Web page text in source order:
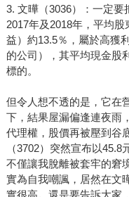
3. 文曄（3036）：一定
2017年及2018年，平均
益）約13.5％，屬於高獲
的公司），其平均現金股
標的。
但令人想不透的是，它在
下，結果屋漏偏逢連夜雨
代理權，股價再被壓到谷
（3702）突然宣布以
不僅讓我脫離被套牢的窘
實為自我嘲諷，居然在文